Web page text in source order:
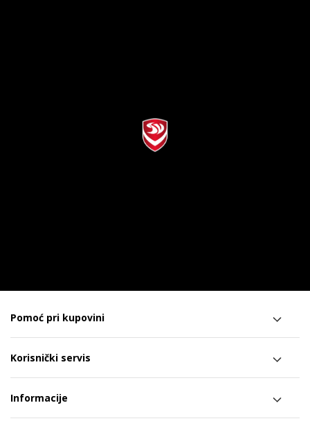
Pomoć pri kupovini
Korisnički servis
Informacije